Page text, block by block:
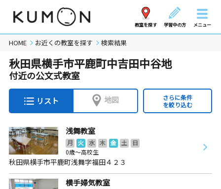
教室を探す 学習中の方 メニュー
HOME お近くの教室を探す 検索結果
秋田県横手市平鹿町中吉田中谷地
付近の公文式教室
リスト 地図
さらに条件
を絞り込む
浅舞教室
月 火 水 木 金 土
日
0歳～高校生
秋田県横手市平鹿町浅舞字福田４２３
横手婦気教室